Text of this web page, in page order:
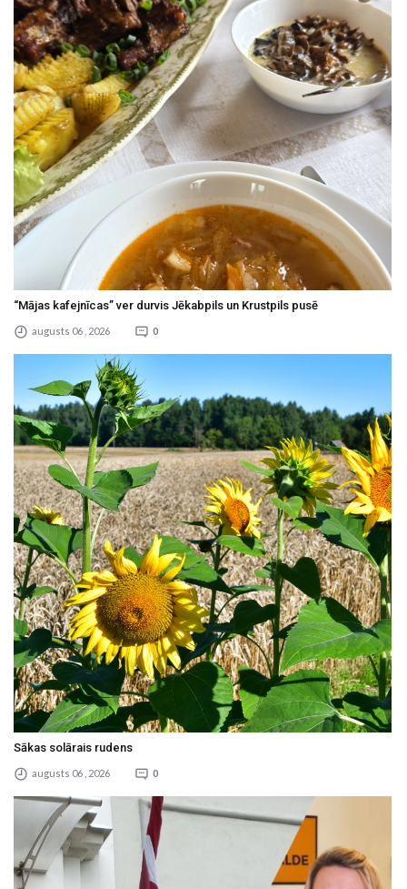
“Mājas kafejnīcas” ver durvis Jēkabpils un Krustpils pusē
augusts 06 , 2026 0
Sākas solārais rudens
augusts 06 , 2026 0